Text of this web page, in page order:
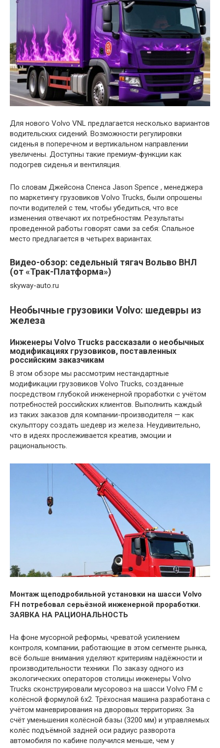
Для нового Volvo VNL предлагается несколько вариантов
водительских сидений. Возможности регулировки
сиденья в поперечном и вертикальном направлении
увеличены. Доступны такие премиум-функции как
подогрев сиденья и вентиляция.
По словам Джейсона Спенса Jason Spence , менеджера
по маркетингу грузовиков Volvo Trucks, были опрошены
почти водителей с тем, чтобы убедиться, что все
изменения отвечают их потребностям. Результаты
проведенной работы говорят сами за себя: Спальное
место предлагается в четырех вариантах.
Видео-обзор: седельный тягач Вольво ВНЛ
(от «Трак-Платформа»)
skyway-auto.ru
Необычные грузовики Volvo: шедевры из
железа
Инженеры Volvo Trucks рассказали о необычных
модификациях грузовиков, поставленных
российским заказчикам
В этом обзоре мы рассмотрим нестандартные
модификации грузовиков Volvo Trucks, созданные
посредством глубокой инженерной проработки с учётом
потребностей российских клиентов. Выполнить каждый
из таких заказов для компании-производителя — как
скульптору создать шедевр из железа. Неудивительно,
что в идеях прослеживается креатив, эмоции и
рациональность.
Монтаж щеподробильной установки на шасси Volvo
FH потребовал серьёзной инженерной проработки.
ЗАЯВКА НА РАЦИОНАЛЬНОСТЬ
На фоне мусорной реформы, чреватой усилением
контроля, компании, работающие в этом сегменте рынка,
всё больше внимания уделяют критериям надёжности и
производительности техники. По заказу одного из
экологических операторов столицы инженеры Volvo
Trucks сконструировали мусоровоз на шасси Volvo FM c
колёсной формулой 6х2. Трёхосная машина разработана с
учётом маневрирования на дворовых территориях. За
счёт уменьшения колёсной базы (3200 мм) и управляемых
колёс подъёмной задней оси радиус разворота
автомобиля по кабине получился меньше, чем у